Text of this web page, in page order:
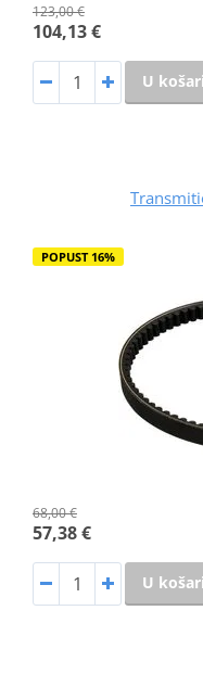
123,00 €
104,13 €
U
POPUST 16%
68,00 €
57,38 €
U